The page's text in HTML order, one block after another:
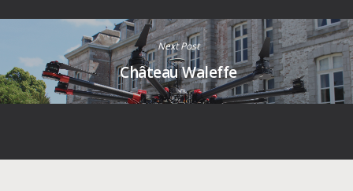
Next Post
Château Waleffe